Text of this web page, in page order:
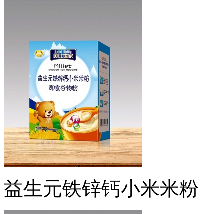
益生元铁锌钙小米米粉